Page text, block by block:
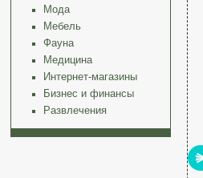
Мода
Мебель
Фауна
Медицина
Интернет-магазины
Бизнес и финансы
Развлечения